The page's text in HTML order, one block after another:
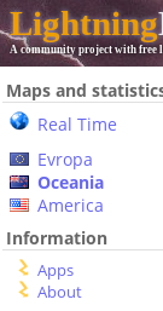
Lightning
A community project with free
Maps and
Real Time
Evropa
Oceania
America
Information
Apps
About